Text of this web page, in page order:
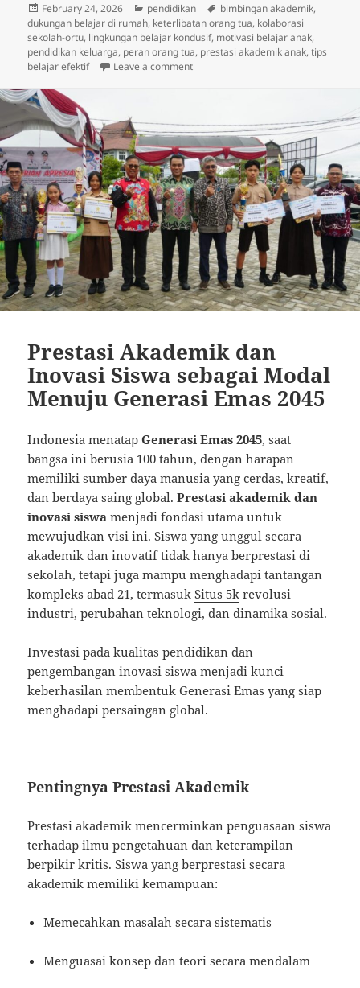
Posted
on
February 24, 2026 Categories
pendidikan Tags
bimbingan akademik,
dukungan belajar di rumah, keterlibatan orang tua, kolaborasi
sekolah-ortu, lingkungan belajar kondusif, motivasi belajar anak,
pendidikan keluarga, peran orang tua, prestasi akademik anak,tips
belajar efektif
Leave a commenton Dari Rumah ke Ruang Kelas:
Prestasi Akademik dan
Inovasi Siswa sebagai Modal
Menuju Generasi Emas 2045
Indonesia menatapGenerasi Emas 2045, saat
bangsa ini berusia 100 tahun, dengan harapan
memiliki sumber daya manusia yang cerdas, kreatif,
dan berdaya saing global.Prestasi akademik dan
inovasi siswa menjadi fondasi utama untuk
mewujudkan visi ini. Siswa yang unggul secara
akademik dan inovatif tidak hanya berprestasi di
sekolah, tetapi juga mampu menghadapi tantangan
kompleks abad 21, termasukSitus 5k revolusi
industri, perubahan teknologi, dan dinamika sosial.
Investasi pada kualitas pendidikan dan
pengembangan inovasi siswa menjadi kunci
keberhasilan membentuk Generasi Emas yang siap
menghadapi persaingan global.
Pentingnya Prestasi Akademik
Prestasi akademik mencerminkan penguasaan siswa
terhadap ilmu pengetahuan dan keterampilan
berpikir kritis. Siswa yang berprestasi secara
akademik memiliki kemampuan:
Memecahkan masalah secara sistematis
Menguasai konsep dan teori secara mendalam